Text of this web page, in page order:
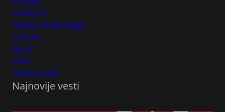
Lifestyle
Nauka i tehnologija
Politika
Sport
Svet
Zanimljivosti
Najnovije vesti